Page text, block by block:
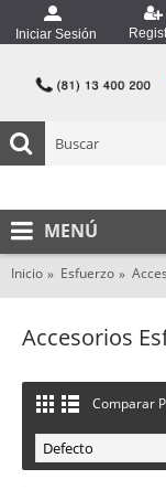
Iniciar Sesión
MENÚ
Inicio Esfuerzo
Accesorios
Comparar